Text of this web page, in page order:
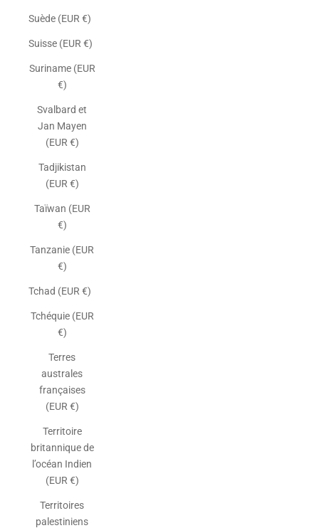
Suède (EUR €)
Suisse (EUR €)
Suriname (EUR
€)
Svalbard et
Jan Mayen
(EUR €)
Tadjikistan
(EUR €)
Taïwan (EUR
€)
Tanzanie (EUR
€)
Tchad (EUR €)
Tchéquie (EUR
€)
Terres
australes
françaises
(EUR €)
Territoire
britannique de
l’océan Indien
(EUR €)
Territoires
palestiniens